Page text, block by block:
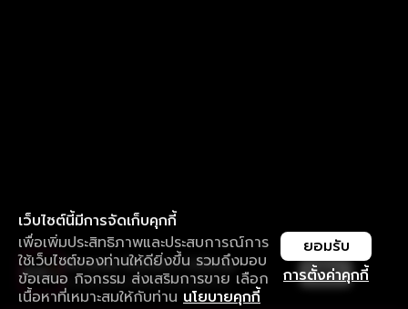
เว็บไซต์นี้มีการจัดเก็บคุกกี้
เพื่อเพิ่มประสิทธิภาพและประสบการณ์การ
ใช้เว็บไซต์ของท่านให้ดียิ่งขึ้น รวมถึงมอบ
ข้อเสนอ กิจกรรม ส่งเสริมการขาย เลือก
เนื้อหาที่เหมาะสมให้กับท่าน นโยบายคุกกี้
การตั้งค่าคุกกี้
ยอมรับ
ใช้งานแอป ลื่นไหลกว่า ไม่มีสะดุด
ดาวน์โหลดแอปเพื่อการรับชมที่ดีกว่า เปิด